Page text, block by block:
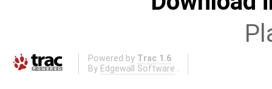
Powered by Trac 1.6
By Edgewall Software .